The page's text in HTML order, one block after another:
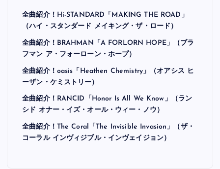
全曲紹介！Hi-STANDARD「MAKING THE ROAD」
（ハイ・スタンダード メイキング・ザ・ロード）
全曲紹介！BRAHMAN「A FORLORN HOPE」（ブラ
フマン ア・フォーローン・ホープ）
全曲紹介！oasis「Heathen Chemistry」（オアシス ヒ
ーザン・ケミストリー）
全曲紹介！RANCID「Honor Is All We Know」（ラン
シド オナー・イズ・オール・ウィー・ノウ）
全曲紹介！The Coral「The Invisible Invasion」（ザ・
コーラル インヴィジブル・インヴェイジョン）